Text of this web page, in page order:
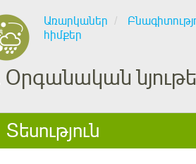
Առարկաներ
հիմքեր
Օրգանական
Տեսություն